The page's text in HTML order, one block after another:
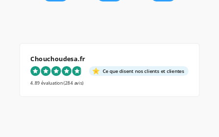
Chouchoudesa.fr
Ce que disent nos clients et clientes
4.89 évaluation(284 avis)